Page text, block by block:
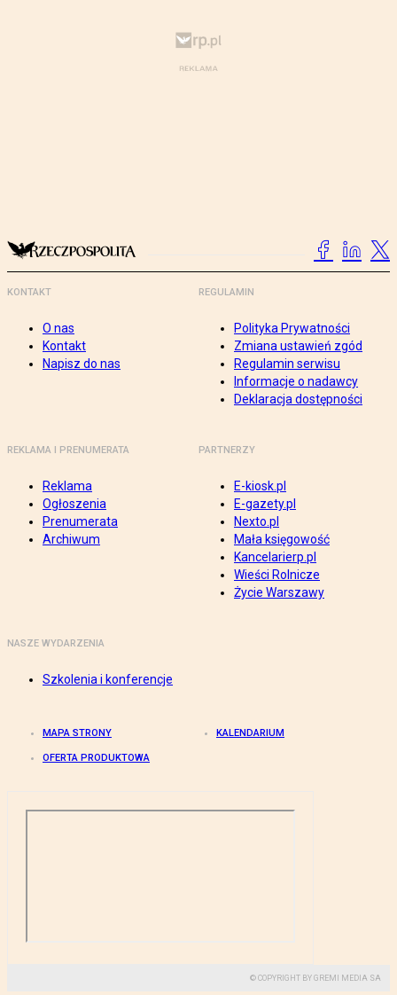
KONTAKT
O nas
Kontakt
Napisz do nas
REGULAMIN
Polityka Prywatności
Zmiana ustawień zgód
Regulamin serwisu
Informacje o nadawcy
Deklaracja dostępności
REKLAMA I PRENUMERATA
Reklama
Ogłoszenia
Prenumerata
Archiwum
PARTNERZY
E-kiosk.pl
E-gazety.pl
Nexto.pl
Mała księgowość
Kancelarierp.pl
Wieści Rolnicze
Życie Warszawy
NASZE WYDARZENIA
Szkolenia i konferencje
MAPA STRONY KALENDARIUM
OFERTA PRODUKTOWA
© COPYRIGHT BY GREMI MEDIA SA